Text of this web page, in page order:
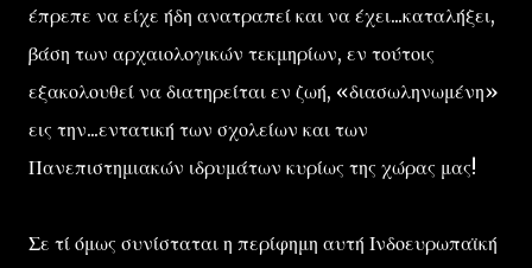
έπρεπε να είχε ήδη ανατραπεί και να έχει...καταλήξει,
βάση των αρχαιολογικών τεκμηρίων, εν τούτοις
εξακολουθεί να διατηρείται εν ζωή, «διασωληνωμένη»
εις την...εντατική των σχολείων και των
Πανεπιστημιακών ιδρυμάτων κυρίως της χώρας μας!
Σε τί όμως συνίσταται η περίφημη αυτή Ινδοευρωπαϊκή